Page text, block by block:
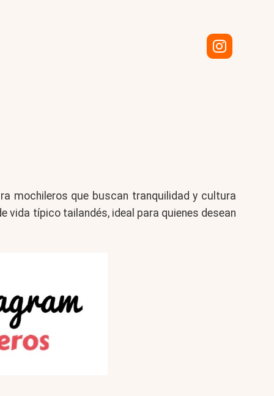
mochileros que buscan tranquilidad y cultura
vida típico tailandés, ideal para quienes desean